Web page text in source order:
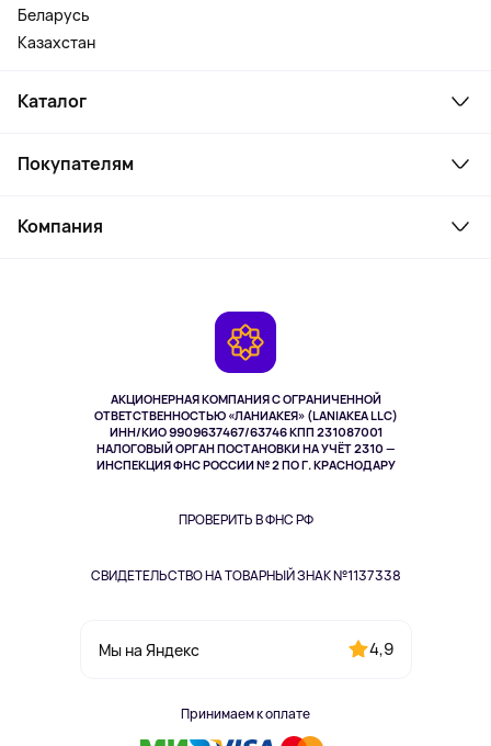
АКЦИОНЕРНАЯ КОМПАНИЯ С ОГРАНИЧЕННОЙ
ОТВЕТСТВЕННОСТЬЮ «ЛАНИАКЕЯ» (LANIAKEA LLC)
ИНН/КИО 9909637467/63746 КПП 231087001
НАЛОГОВЫЙ ОРГАН ПОСТАНОВКИ НА УЧЁТ 2310 —
ИНСПЕКЦИЯ ФНС РОССИИ № 2 ПО Г. КРАСНОДАРУ
ПРОВЕРИТЬ В ФНС РФ
СВИДЕТЕЛЬСТВО НА ТОВАРНЫЙ ЗНАК №1137338
Мы на Яндекс 4,9
Принимаем к оплате
Беларусь
Казахстан
Каталог
Ноутбуки, мониторы, VR
Косметика и уход
Здоровье питомцев
Одежда и аксессуары
Покупателям
Как заказать
Компания